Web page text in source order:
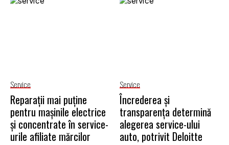
Service
Reparații mai puține
pentru mașinile electrice
și concentrate în service-
urile afiliate mărcilor
Service
Încrederea și
transparența determină
alegerea service-ului
auto, potrivit Deloitte